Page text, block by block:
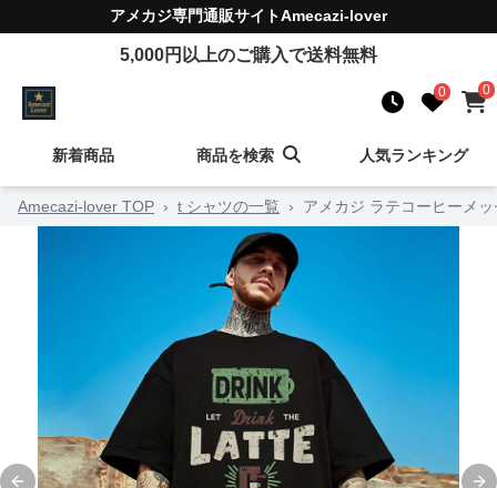
アメカジ専門通販サイトAmecazi-lover
5,000円以上のご購入で送料無料
0 0
新着商品 商品を検索 人気ランキング
Amecazi-lover TOP › t シャツの一覧 › アメカジ ラテコーヒーメ